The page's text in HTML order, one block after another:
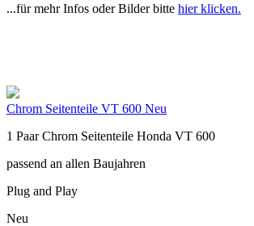
...für mehr Infos oder Bilder bitte hier klicken.
Chrom Seitenteile VT 600 Neu
1 Paar Chrom Seitenteile Honda VT 600
passend an allen Baujahren
Plug and Play
Neu